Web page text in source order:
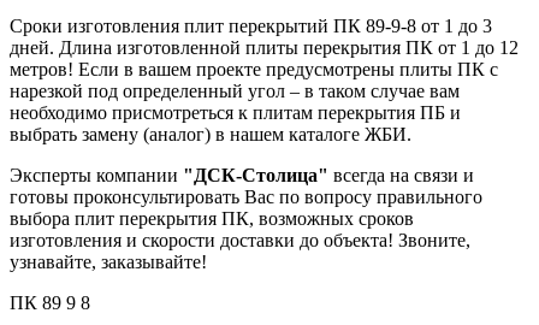
Сроки изготовления плит перекрытий ПК 89-9-8 от 1 до 3
дней. Длина изготовленной плиты перекрытия ПК от 1 до 12
метров! Если в вашем проекте предусмотрены плиты ПК с
нарезкой под определенный угол – в таком случае вам
необходимо присмотреться к плитам перекрытия ПБ и
выбрать замену (аналог) в нашем каталоге ЖБИ.
Эксперты компании "ДСК-Столица" всегда на связи и
готовы проконсультировать Вас по вопросу правильного
выбора плит перекрытия ПК, возможных сроков
изготовления и скорости доставки до объекта! Звоните,
узнавайте, заказывайте!
ПК 89 9 8